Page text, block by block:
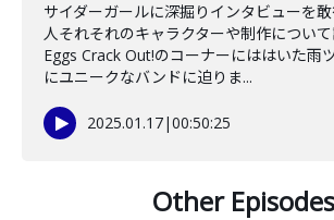
サイダーガールに深掘りインタビューを
人それそれのキャラクターや制作について
Eggs Crack Out!のコーナーにははいた雨
にユニークなバンドに迫りま...
2025.01.17|00:50:25
Other Episodes